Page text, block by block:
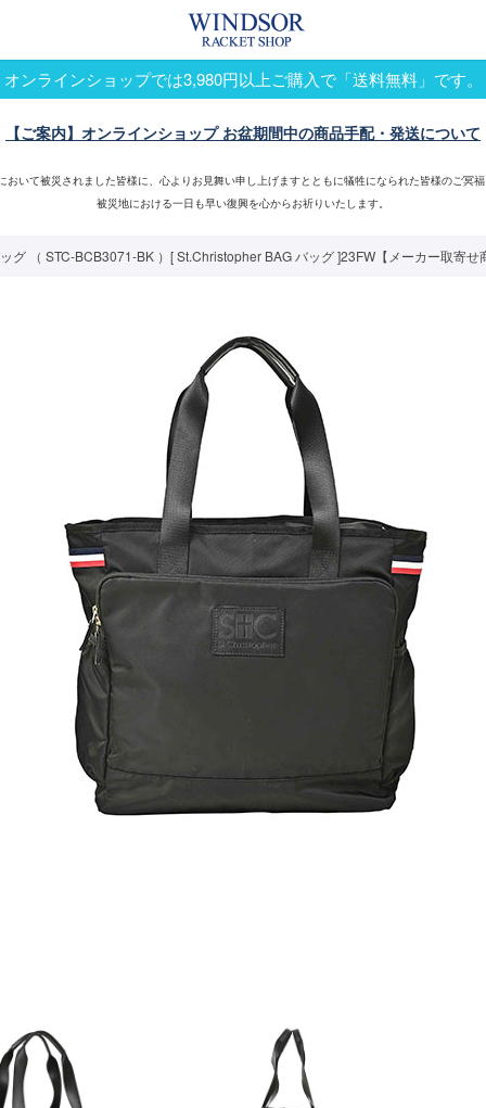
オンラインショップでは3,980円以上ご購入で「送料無料」です。
【ご案内】オンラインショップ お盆期間中の商品手配・発送について
おいて被災されました皆様に、心よりお見舞い申し上げますとともに犠牲になられた皆様のご冥福
被災地における一日も早い復興を心からお祈りいたします。
グ （ STC-BCB3071-BK ）[ St.Christopher BAG バッグ ]23FW【メーカー取寄せ